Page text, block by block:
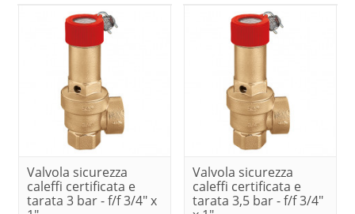
Valvola sicurezza
caleffi certificata e
tarata 3 bar - f/f 3/4" x
Valvola sicurezza
caleffi certificata e
tarata 3,5 bar - f/f 3/4"